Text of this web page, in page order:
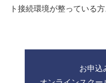
ト接続環境が整っている方
お申込